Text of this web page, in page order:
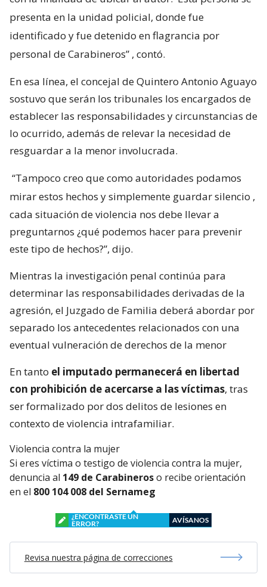
presenta en la unidad policial, donde fue
identificado y fue detenido en flagrancia por
personal de Carabineros” , contó.
En esa línea, el concejal de Quintero Antonio Aguayo
sostuvo que serán los tribunales los encargados de
establecer las responsabilidades y circunstancias de
lo ocurrido, además de relevar la necesidad de
resguardar a la menor involucrada.
“Tampoco creo que como autoridades podamos
mirar estos hechos y simplemente guardar silencio ,
cada situación de violencia nos debe llevar a
preguntarnos ¿qué podemos hacer para prevenir
este tipo de hechos?”, dijo.
Mientras la investigación penal continúa para
determinar las responsabilidades derivadas de la
agresión, el Juzgado de Familia deberá abordar por
separado los antecedentes relacionados con una
eventual vulneración de derechos de la menor
En tanto el imputado permanecerá en libertad
con prohibición de acercarse a las víctimas, tras
ser formalizado por dos delitos de lesiones en
contexto de violencia intrafamiliar.
Violencia contra la mujer
Si eres víctima o testigo de violencia contra la mujer,
denuncia al 149 de Carabineroso recibe orientación
en el 800 104 008 del Sernameg
¿ENCONTRASTE UN
ERROR?
AVÍSANOS
Revisa nuestra página de correcciones